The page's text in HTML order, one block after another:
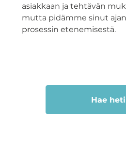
asiakkaan ja tehtävän
mutta pidämme sinut
prosessin etenemisestä.
Hae heti